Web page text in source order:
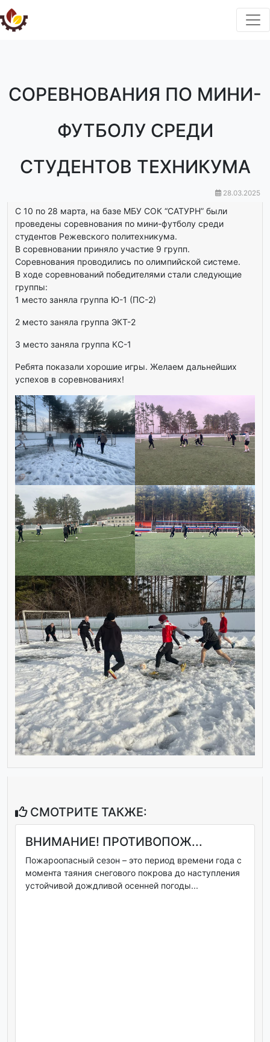
СОРЕВНОВАНИЯ ПО МИНИ-
ФУТБОЛУ СРЕДИ
СТУДЕНТОВ ТЕХНИКУМА
28.03.2025
С 10 по 28 марта, на базе МБУ СОК “САТУРН” были
проведены соревнования по мини-футболу среди
студентов Режевского политехникума.
В соревновании приняло участие 9 групп.
Соревнования проводились по олимпийской системе.
В ходе соревнований победителями стали следующие
группы:
1 место заняла группа Ю-1 (ПС-2)
2 место заняла группа ЭКТ-2
3 место заняла группа КС-1
Ребята показали хорошие игры. Желаем дальнейших
успехов в соревнованиях!
СМОТРИТЕ ТАКЖЕ:
ВНИМАНИЕ! ПРОТИВОПОЖ...
Пожароопасный сезон – это период времени года с
момента таяния снегового покрова до наступления
устойчивой дождливой осенней погоды...